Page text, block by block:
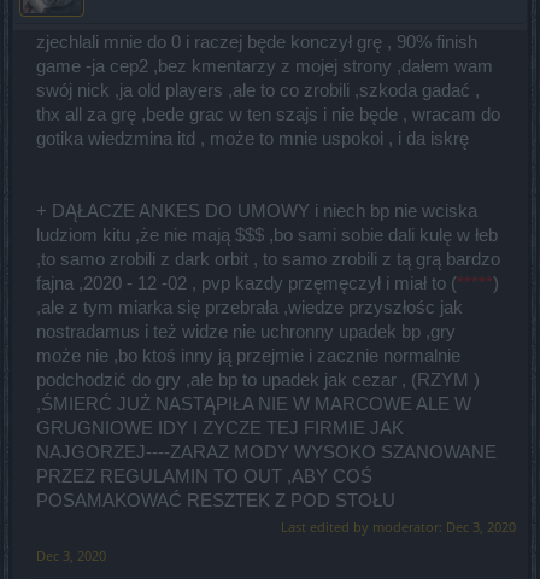
zjechlali mnie do 0 i raczej będe konczył grę , 90% finish
game -ja cep2 ,bez kmentarzy z mojej strony ,dałem wam
swój nick ,ja old players ,ale to co zrobili ,szkoda gadać ,
thx all za grę ,bede grac w ten szajs i nie będe , wracam do
gotika wiedzmina itd , może to mnie uspokoi , i da iskrę
+ DĄŁACZE ANKES DO UMOWY i niech bp nie wciska
ludziom kitu ,że nie mają $$$ ,bo sami sobie dali kulę w łeb
,to samo zrobili z dark orbit , to samo zrobili z tą grą bardzo
fajna ,2020 - 12 -02 , pvp kazdy przęmęczył i miał to (*****)
,ale z tym miarka się przebrała ,wiedze przyszłośc jak
nostradamus i też widze nie uchronny upadek bp ,gry
może nie ,bo ktoś inny ją przejmie i zacznie normalnie
podchodzić do gry ,ale bp to upadek jak cezar , (RZYM )
,ŚMIERĆ JUŻ NASTĄPIŁA NIE W MARCOWE ALE W
GRUGNIOWE IDY I ZYCZE TEJ FIRMIE JAK
NAJGORZEJ----ZARAZ MODY WYSOKO SZANOWANE
PRZEZ REGULAMIN TO OUT ,ABY COŚ
POSAMAKOWAĆ RESZTEK Z POD STOŁU
Last edited by moderator: Dec 3, 2020
Dec 3, 2020